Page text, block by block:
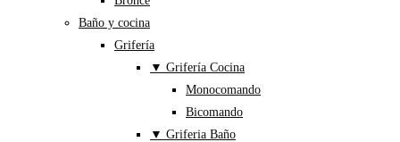
Baño y cocina
Grifería
▼ Grifería Cocina
Monocomando
Bicomando
▼ Griferia Baño